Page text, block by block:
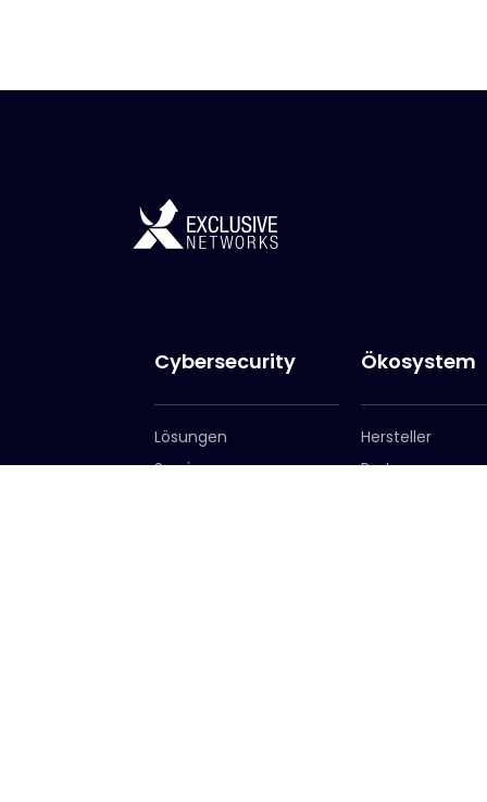
Cybersecurity
Lösungen
Services
Ökosystem
Hersteller
Partner